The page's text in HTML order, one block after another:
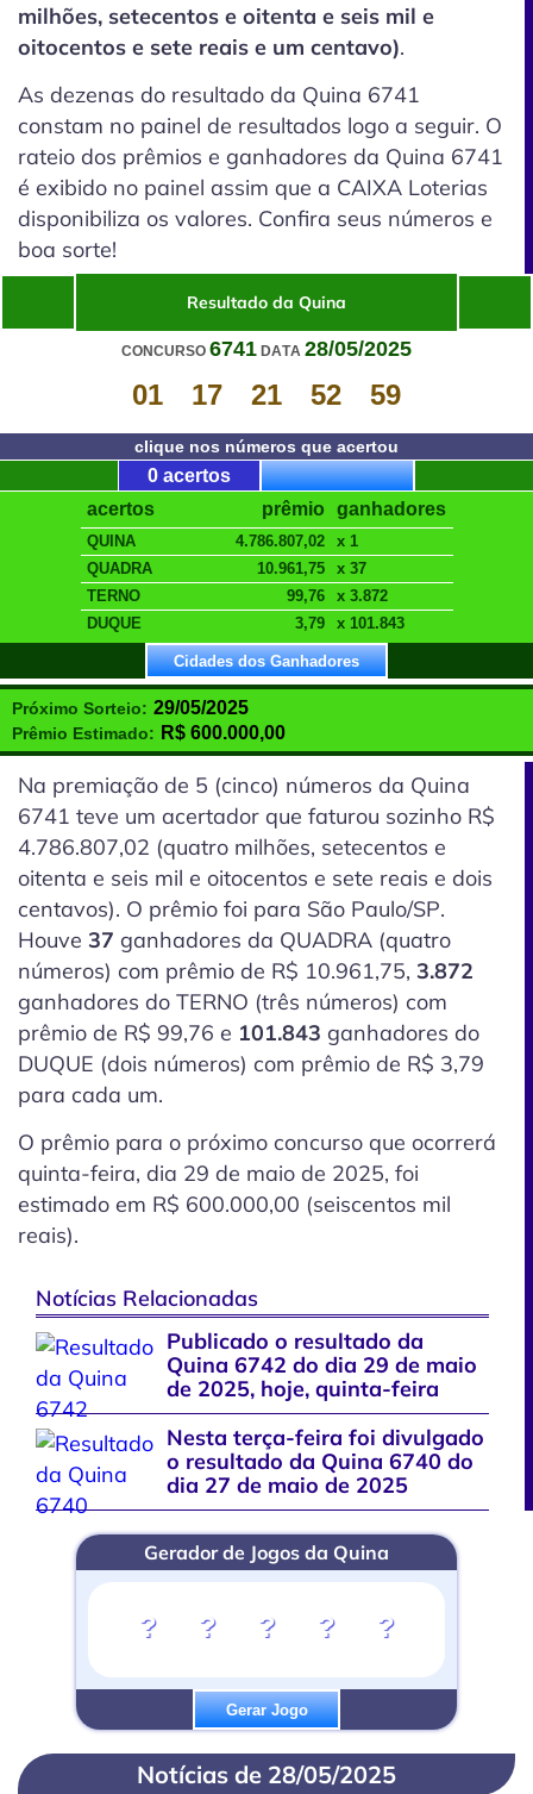
milhões, setecentos e oitenta e seis mil e
oitocentos e sete reais e um centavo).
As dezenas do resultado da Quina 6741
constam no painel de resultados logo a seguir. O
rateio dos prêmios e ganhadores da Quina 6741
é exibido no painel assim que a CAIXA Loterias
disponibiliza os valores. Confira seus números e
boa sorte!
Resultado da Quina
CONCURSO 6741 DATA 28/05/2025
01 17 21 52 59
clique nos números que acertou
0 acertos
acertos
QUINA
QUADRA
TERNO
DUQUE
prêmio
4.786.807,02
10.961,75
99,76
3,79
ganhadores
x 1
x 37
x 3.872
x 101.843
Cidades dos Ganhadores
Próximo Sorteio: 29/05/2025
Prêmio Estimado: R$ 600.000,00
Na premiação de 5 (cinco) números da Quina
6741 teve um acertador que faturou sozinho R$
4.786.807,02 (quatro milhões, setecentos e
oitenta e seis mil e oitocentos e sete reais e dois
centavos). O prêmio foi para São Paulo/SP.
Houve 37 ganhadores da QUADRA (quatro
números) com prêmio de R$ 10.961,75, 3.872
ganhadores do TERNO (três números) com
prêmio de R$ 99,76 e 101.843 ganhadores do
DUQUE (dois números) com prêmio de R$ 3,79
para cada um.
O prêmio para o próximo concurso que ocorrerá
quinta-feira, dia 29 de maio de 2025, foi
estimado em R$ 600.000,00 (seiscentos mil
reais).
Notícias Relacionadas
Publicado o resultado da
Quina 6742 do dia 29 de maio
de 2025, hoje, quinta-feira
Nesta terça-feira foi divulgado
o resultado da Quina 6740 do
dia 27 de maio de 2025
Gerador de Jogos da Quina
? ? ? ? ?
Gerar Jogo
Notícias de 28/05/2025